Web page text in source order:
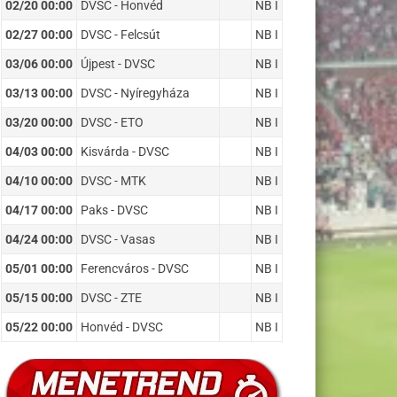
02/20 00:00 DVSC - Honvéd NB I
02/27 00:00 DVSC - Felcsút NB I
03/06 00:00 Újpest - DVSC NB I
03/13 00:00 DVSC - Nyíregyháza NB I
03/20 00:00 DVSC - ETO NB I
04/03 00:00 Kisvárda - DVSC NB I
04/10 00:00 DVSC - MTK NB I
04/17 00:00 Paks - DVSC NB I
04/24 00:00 DVSC - Vasas NB I
05/01 00:00 Ferencváros - DVSC NB I
05/15 00:00 DVSC - ZTE NB I
05/22 00:00 Honvéd - DVSC NB I